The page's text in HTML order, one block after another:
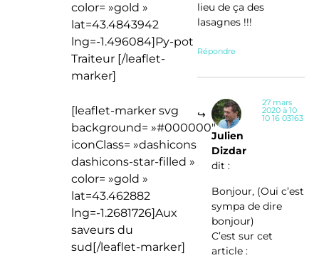
color= »gold »
lat=43.4843942
lng=-1.496084]Py-pot
Traiteur [/leaflet-
marker]
[leaflet-marker svg
background= »#000000″
iconClass= »dashicons
dashicons-star-filled »
color= »gold »
lat=43.462882
lng=-1.2681726]Aux
saveurs du
sud[/leaflet-marker]
lieu de ça des
lasagnes !!!
Répondre
Julien
Dizdar
dit :
27 mars
2020 à 10
10 16 03163
Bonjour, (Oui c’est
sympa de dire
bonjour)
C’est sur cet
article :